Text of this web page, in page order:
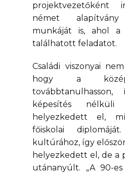
projektvezetőként
német alapítvány
munkáját is, ahol
találhatott feladatot.
Családi viszonyai
hogy a
képesítés nélküli
helyezkedett el,
főiskolai
kultúrához, így
helyezkedett el, de a
utánanyúlt. „A 90-